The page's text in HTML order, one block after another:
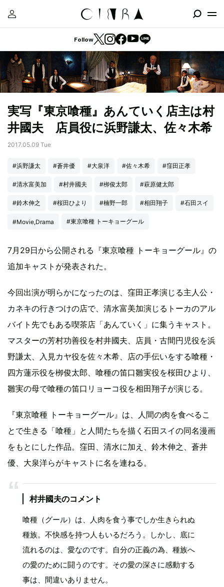
Follow
実写『東京喰種』あんていく店主は村
井國夫 店員役に浜野謙太、佐々木希
2017.05.09 Tue
#浜野謙太 #蒼井優 #大泉洋 #佐々木希 #窪田正孝
#清水富美加 #村井國夫 #栁俊太郎 #萩原健太郎
#鈴木伸之 #桜田ひより #楠野一郎 #相田翔子 #石田スイ
#Movie,Drama #東京喰種 トーキョーグール
7月29日から公開される『東京喰種 トーキョーグール』の
追加キャストが発表された。
今回出演が明らかになったのは、窪田正孝演じる主人公・
カネキの行きつけの店で、清水富美加演じるトーカのアル
バイト先でもある喫茶店「あんていく」に集うキャスト。
マスターの芳村功善役を村井國夫、店員・古間円児役を浜
野謙太、入見カヤ役を佐々木希、店の手伝いをする喰種・
四方蓮示役を栁俊太郎、喰種の笛口雛実役を桜田ひより、
雛実の母で喰種の笛口リョーコ役を相田翔子が演じる。
『東京喰種 トーキョーグール』は、人間の肉を食べるこ
とで生きる「喰種」と人間たちを描く石田スイの同名漫画
をもとにした作品。窪田、清水に加え、鈴木伸之、蒼井
優、大泉洋らがキャストに名を連ねる。
村井國夫のコメント
喰種（グール）は、人肉を食う事でしか生きられぬ
種族。不快感を持つ人もいるだろう。しかし、底に
流れるのは、愛なのです。自分の正義の為、種族へ
の愛のために闘うのです。その愛の深さに感動する
事は、間違いありません。